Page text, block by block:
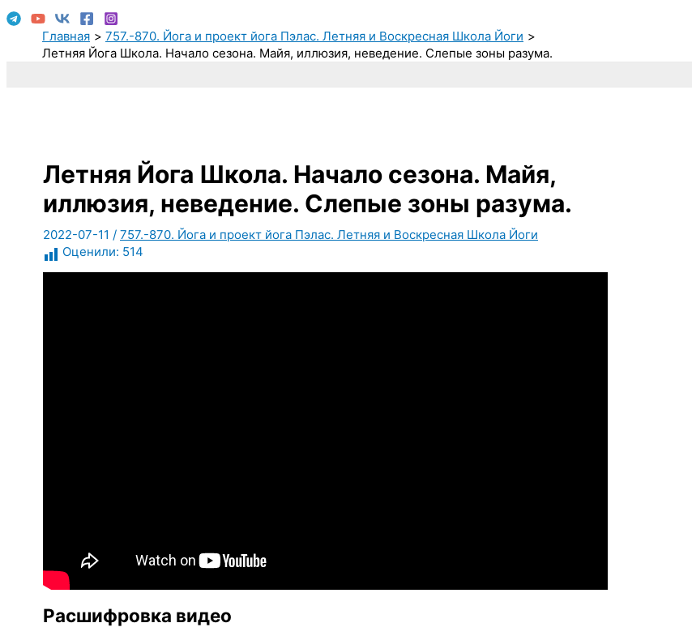
Главная
757.-870. Йога и проект йога Пэлас. Летняя и Воскресная Школа Йоги
Летняя Йога Школа. Начало сезона. Майя, иллюзия, неведение. Слепые зоны разума.
Летняя Йога Школа. Начало сезона. Майя,
иллюзия, неведение. Слепые зоны разума.
2022-07-11 / 757.-870. Йога и проект йога Пэлас. Летняя и Воскресная Школа Йоги
Оценили: 514
Расшифровка видео